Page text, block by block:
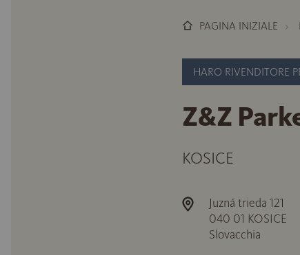
PAGINA INIZIALE
HARO RIVENDITORE
Z&Z
KOSICE
Juzná trieda 121
040 01 KOSICE
Slovacchia